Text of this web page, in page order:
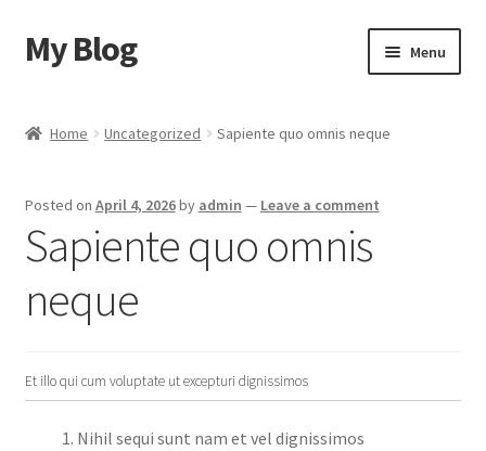
Skip
to
Skip
to
My Blog Menu
Checkout
My account
Shop
Home Uncategorized Sapiente quo omnis neque
Posted on April 4, 2026by admin — Leave a comment
Sapiente quo omnis
neque
Et illo qui cum voluptate ut excepturi dignissimos
Nihil sequi sunt nam et vel dignissimos